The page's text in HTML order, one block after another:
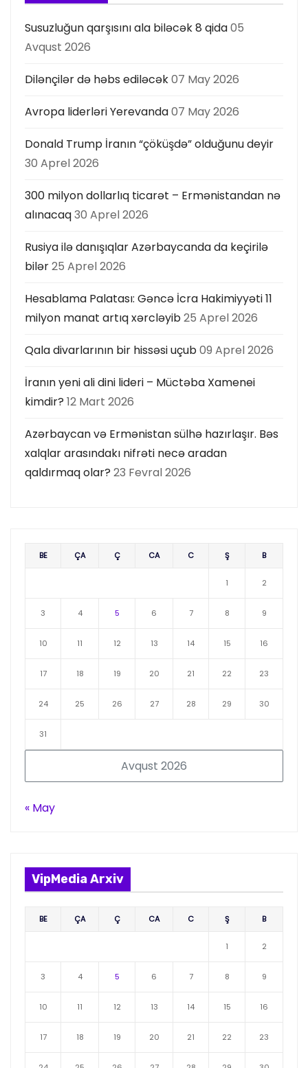
ı
Susuzluğun qarşısını ala biləcək 8 qida05
Avqust 2026
Dilənçilər də həbs ediləcək07 May 2026
Avropa liderləri Yerevanda07 May 2026
Donald Trump İranın “çöküşdə” olduğunu deyir
30 Aprel 2026
300 milyon dollarlıq ticarət – Ermənistandan nə
alınacaq30 Aprel 2026
Rusiya ilə danışıqlar Azərbaycanda da keçirilə
bilər25 Aprel 2026
Hesablama Palatası: Gəncə İcra Hakimiyyəti 11
milyon manat artıq xərcləyib25 Aprel 2026
Qala divarlarının bir hissəsi uçub09 Aprel 2026
İranın yeni ali dini lideri – Müctəba Xamenei
kimdir? 12 Mart 2026
Azərbaycan və Ermənistan sülhə hazırlaşır. Bəs
xalqlar arasındakı nifrəti necə aradan
qaldırmaq olar? 23 Fevral 2026
Avqust 2026
BE ÇA Ç CA C Ş B
1 2
3 4 5 6 7 8 9
10 11 12 13 14 15 16
17 18 19 20 21 22 23
24 25 26 27 28 29 30
31
« May
VipMedia Arxiv
BE ÇA Ç CA C Ş B
1 2
3 4 5 6 7 8 9
10 11 12 13 14 15 16
17 18 19 20 21 22 23